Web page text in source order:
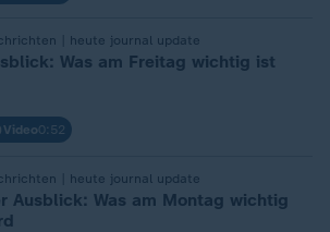
| heute journal update
Was am Freitag wichtig ist
Video0:52
| heute journal update
Ausblick: Was am Montag wichtig